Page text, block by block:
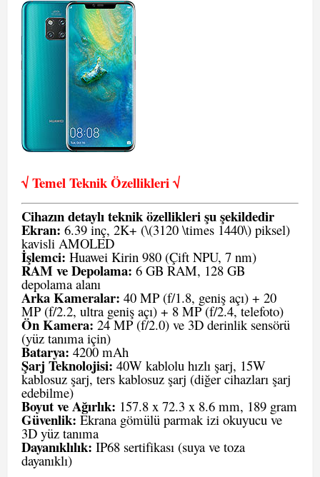
√ Temel Teknik Özellikleri √
Cihazın detaylı teknik özellikleri şu şekildedir
Ekran: 6.39 inç, 2K+ (\(3120 \times 1440\) piksel)
kavisli AMOLED
İşlemci: Huawei Kirin 980 (Çift NPU, 7 nm)
RAM ve Depolama: 6 GB RAM, 128 GB
depolama alanı
Arka Kameralar: 40 MP (f/1.8, geniş açı) + 20
MP (f/2.2, ultra geniş açı) + 8 MP (f/2.4, telefoto)
Ön Kamera: 24 MP (f/2.0) ve 3D derinlik sensörü
(yüz tanıma için)
Batarya: 4200 mAh
Şarj Teknolojisi: 40W kablolu hızlı şarj, 15W
kablosuz şarj, ters kablosuz şarj (diğer cihazları şarj
edebilme)
Boyut ve Ağırlık: 157.8 x 72.3 x 8.6 mm, 189 gram
Güvenlik: Ekrana gömülü parmak izi okuyucu ve
3D yüz tanıma
Dayanıklılık: IP68 sertifikası (suya ve toza
dayanıklı)